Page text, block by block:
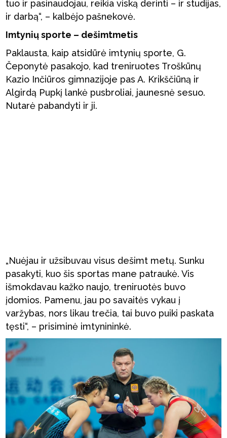
tuo ir pasinaudojau, reikia viską derinti – ir studijas,
ir darbą“, – kalbėjo pašnekovė.
Imtynių sporte – dešimtmetis
Paklausta, kaip atsidūrė imtynių sporte, G.
Čeponytė pasakojo, kad treniruotes Troškūnų
Kazio Inčiūros gimnazijoje pas A. Krikščiūną ir
Algirdą Pupkį lankė pusbroliai, jaunesnė sesuo.
Nutarė pabandyti ir ji.
„Nuėjau ir užsibuvau visus dešimt metų. Sunku
pasakyti, kuo šis sportas mane patraukė. Vis
išmokdavau kažko naujo, treniruotės buvo
įdomios. Pamenu, jau po savaitės vykau į
varžybas, nors likau trečia, tai buvo puiki paskata
tęsti“, – prisiminė imtynininkė.